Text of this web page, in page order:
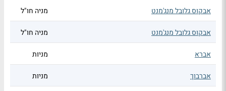
אבקוס גלובל מנג'מנט מניה חו"ל
אבקוס גלובל מנג'מנט מניה חו"ל
אברא מניות
אברבוך מניות